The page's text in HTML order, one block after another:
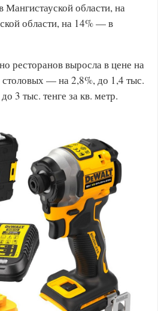
области, на
области, на 14% — в
ресторанов выросла в цене на
столовых — на 2,8%, до 1,4 тыс.
3 тыс. тенге за кв. метр.